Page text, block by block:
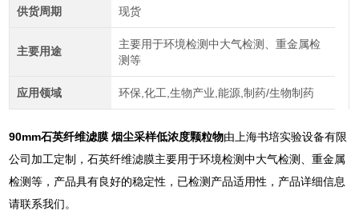
供货周期 现货
主要用途
主要用于环境检测中大气检测、重金属检
测等
应用领域 环保,化工,生物产业,能源,制药/生物制药
90mm石英纤维滤膜 烟尘采样低浓度颗粒物由上海书培实验设备有限
公司加工定制，石英纤维滤膜主要用于环境检测中大气检测、重金属
检测等，产品具有良好的稳定性，已检测产品适用性，产品详细信息
请联系我们。